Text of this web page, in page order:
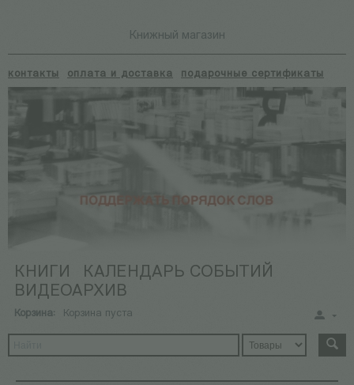
Книжный магазин
контакты оплата и доставка подарочные сертификаты
КНИГИ
КАЛЕНДАРЬ СОБЫТИЙ
ВИДЕОАРХИВ
Корзина: Корзина пуста